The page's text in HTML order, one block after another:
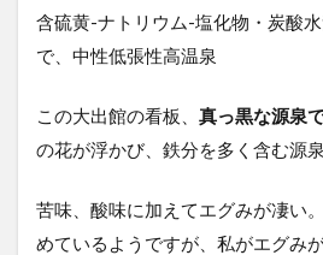
含硫黄-ナトリウム-塩化物・炭酸
で、中性低張性高温泉
この大出館の看板、 真っ黒な源泉
の花が浮かび、鉄分を多く含む源泉
苦味、酸味に加えてエグみが凄い
めているようですが、私がエグみ